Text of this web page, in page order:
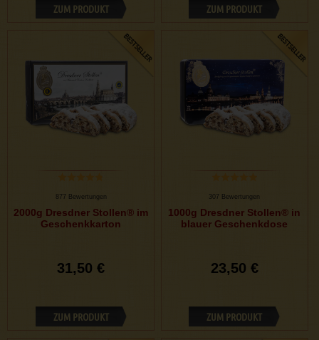
ZUM PRODUKT ZUM PRODUKT
877 Bewertungen
2000g Dresdner Stollen® im
Geschenkkarton
31,50 €
ZUM PRODUKT
307 Bewertungen
1000g Dresdner Stollen® in
blauer Geschenkdose
23,50 €
ZUM PRODUKT